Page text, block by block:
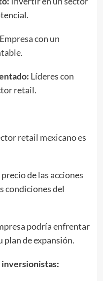
Empresa con un
Líderes con
retail.
retail mexicano es
precio de las acciones
condiciones del
podría enfrentar
de expansión.
inversionistas: